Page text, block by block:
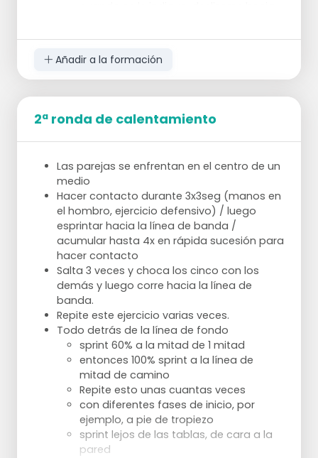
inclinándose.
2 equipos de 4 con 1 balón. A,B y C en una
línea con unos 2 metros de distancia.
D tiene el balón, D pasa a B, B pasa de
nuevo a D y lanza un pase directo.
B sale y A y C se mueven uno contra
otro.
6 defensores dentro de los 9 metros. 4
Los atacantes intentan entrar en el 9.
Los defensores tratan de evitarlo.
Añadir a la formación
2ª ronda de calentamiento
Las parejas se enfrentan en el centro de un
medio
Hacer contacto durante 3x3seg (manos en
el hombro, ejercicio defensivo) / luego
esprintar hacia la línea de banda /
acumular hasta 4x en rápida sucesión para
hacer contacto
Salta 3 veces y choca los cinco con los
demás y luego corre hacia la línea de
banda.
Repite este ejercicio varias veces.
Todo detrás de la línea de fondo
sprint 60% a la mitad de 1 mitad
entonces 100% sprint a la línea de
mitad de camino
Repite esto unas cuantas veces
con diferentes fases de inicio, por
ejemplo, a pie de tropiezo
sprint lejos de las tablas, de cara a la
pared